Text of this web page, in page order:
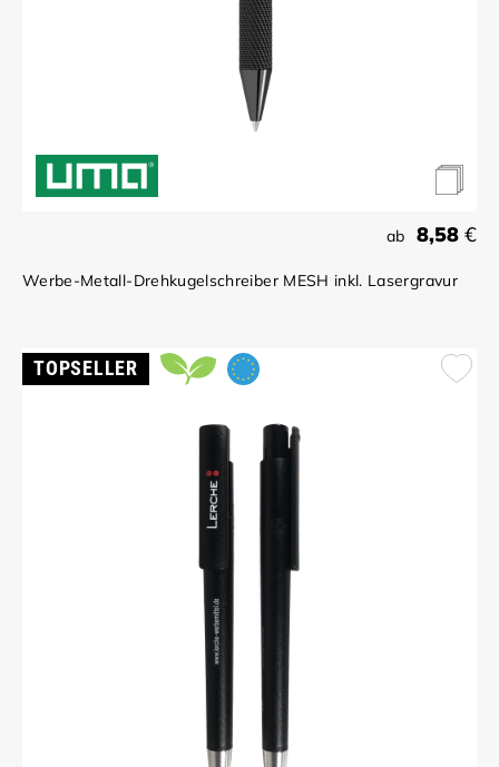
ab 8,58 €
Werbe-Metall-Drehkugelschreiber MESH inkl. Lasergravur
TOPSELLER